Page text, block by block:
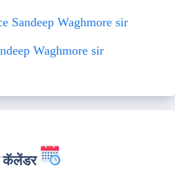
Sandeep Waghmore sir
Waghmore sir
कॅलेंडर